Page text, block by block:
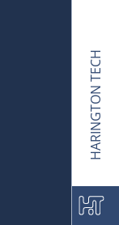
HARINGTON TECH